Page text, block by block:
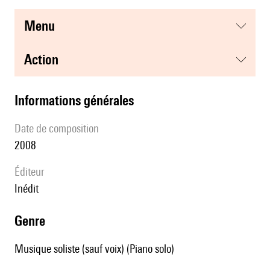
menu
action
informations générales
date de composition
2008
éditeur
Inédit
genre
Musique soliste (sauf voix) (Piano solo)